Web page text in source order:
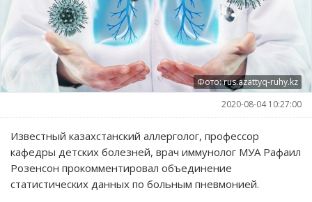
Фото: rus.azattyq-ruhy.kz
2020-08-04 10:27:00
Известный казахстанский аллерголог, профессор
кафедры детских болезней, врач иммунолог МУА Рафаил
Розенсон прокомментировал объединение
статистических данных по больным пневмонией.